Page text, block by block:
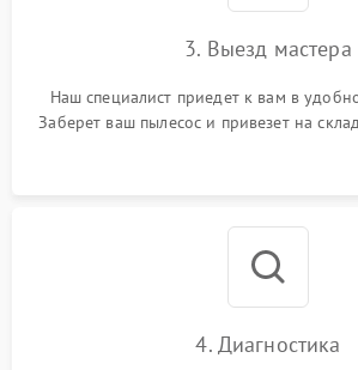
3. Выезд мастера
Наш специалист приедет к вам в
Заберет ваш пылесос и привезет на
4. Диагностика